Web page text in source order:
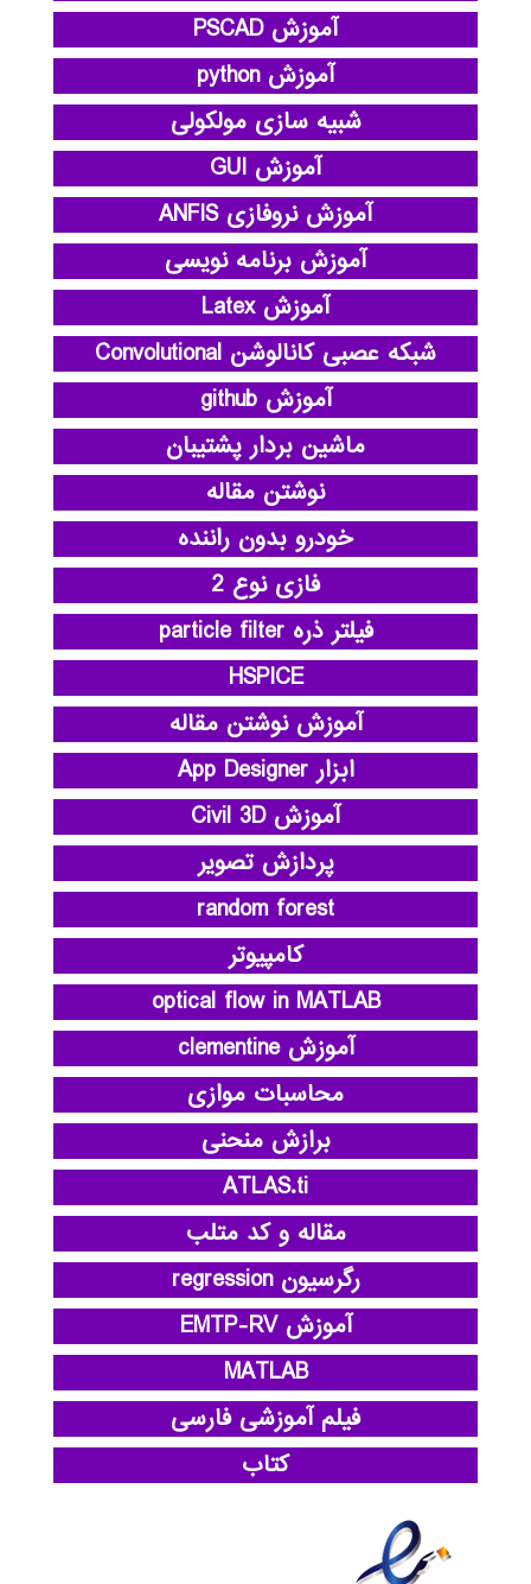
آموزش PSCAD
آموزش python
شبیه سازی مولکولی
آموزش GUI
آموزش نروفازی ANFIS
آموزش برنامه نویسی
آموزش Latex
شبکه عصبی کانالوشن Convolutional
آموزش github
ماشین بردار پشتیبان
نوشتن مقاله
خودرو بدون راننده
فازی نوع 2
فیلتر ذره particle filter
HSPICE
آموزش نوشتن مقاله
ابزار App Designer
آموزش Civil 3D
پردازش تصویر
random forest
کامپیوتر
optical flow in MATLAB
آموزش clementine
محاسبات موازی
برازش منحنی
ATLAS.ti
مقاله و کد متلب
رگرسیون regression
آموزش EMTP-RV
MATLAB
فیلم آموزشی فارسی
کتاب